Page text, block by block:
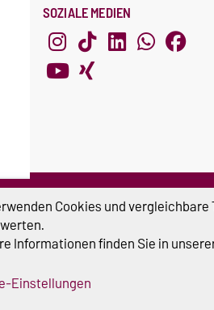
SOZIALE MEDIEN
ZERTIFIKATE
Familie in der Hochschule
Systemakkreditierung
Cookies und
Informationen finden Sie in
Einstellungen